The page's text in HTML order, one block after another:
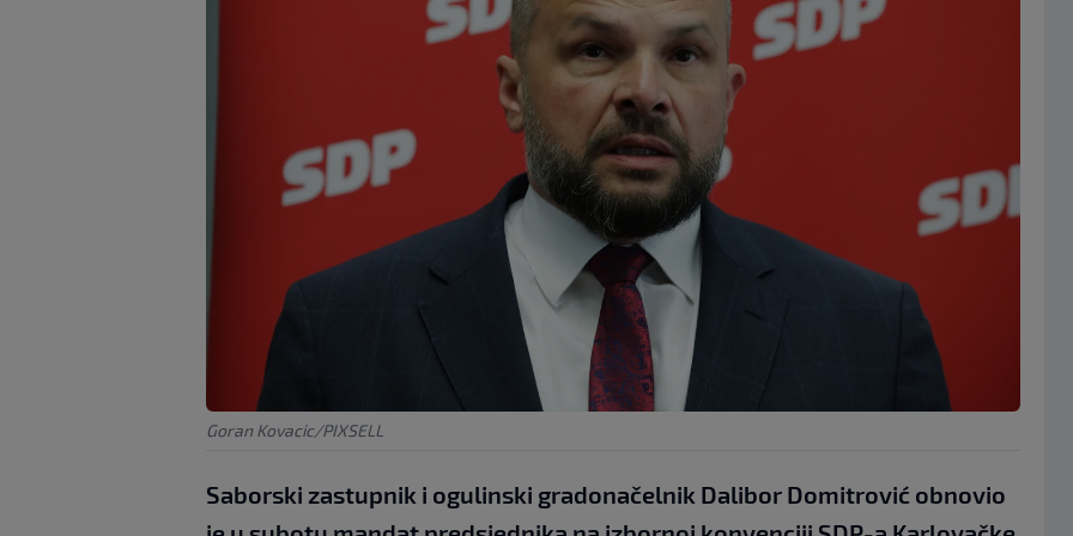
Goran Kovacic/PIXSELL
Saborski zastupnik i ogulinski gradonačelnik Dalibor Domitrović obnovio